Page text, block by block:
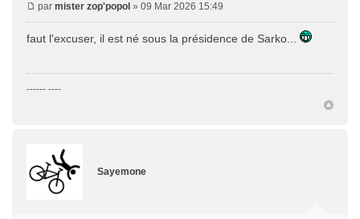
par mister zop'popol » 09 Mar 2026 15:49
faut l'excuser, il est né sous la présidence de Sarko...
------ ----
Sayemone